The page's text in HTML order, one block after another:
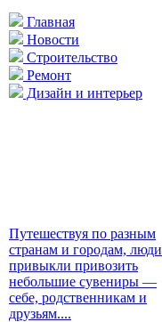
Главная
Новости
Строительство
Ремонт
Дизайн и интерьер
Путешествуя по разным
странам и городам, люди
привыкли привозить
небольшие сувениры —
себе, родственникам и
друзьям....